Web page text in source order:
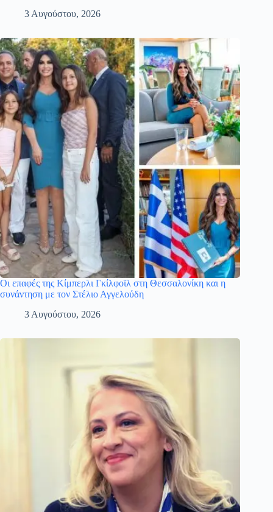
3 Αυγούστου, 2026
Οι επαφές της Κίμπερλι Γκίλφοϊλ στη Θεσσαλονίκη και η
συνάντηση με τον Στέλιο Αγγελούδη
3 Αυγούστου, 2026